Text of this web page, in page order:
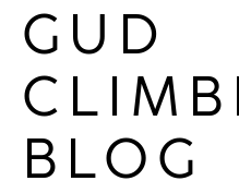
GUD
BLOG